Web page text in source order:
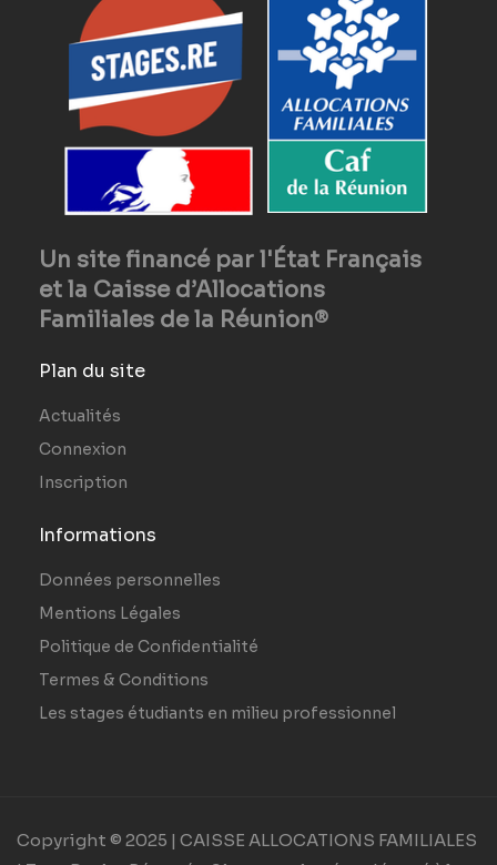
Un site financé par l'État Français
et la Caisse d’Allocations
Familiales de la Réunion®
Plan du site
Actualités
Connexion
Inscription
Informations
Données personnelles
Mentions Légales
Politique de Confidentialité
Termes & Conditions
Les stages étudiants en milieu professionnel
Copyright © 2025 | CAISSE ALLOCATIONS FAMILIALES